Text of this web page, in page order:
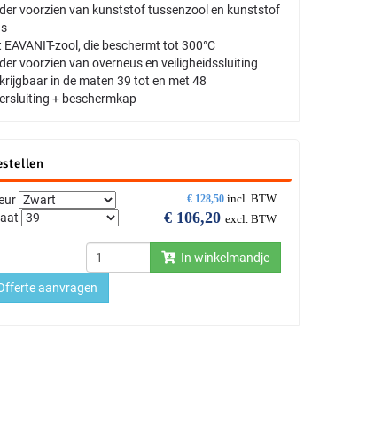
voorzien van kunststof tussenzool en kunststof
EAVANIT-zool, die beschermt tot 300°C
voorzien van overneus en veiligheidssluiting
in de maten 39 tot en met 48
+ beschermkap
€ 128,50 incl. BTW
€ 106,20 excl. BTW
In winkelmandje
aanvragen